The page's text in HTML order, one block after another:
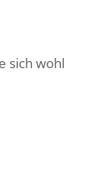
sich wohl